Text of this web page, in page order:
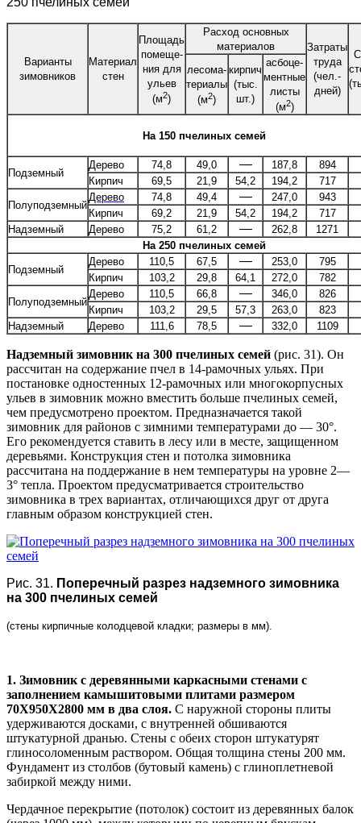
Варианты
зимовников
Материал
стен
Площадь
помеще-
ния для
ульев
(м2)
Расход основных
материалов
Затраты
труда
(чел.-
дней)
лесома-
териалы
(м2)
кирпич
(тыс.
шт.)
асбоце-
ментные
листы
(м2)
На 150 пчелиных семей
Подземный
Дерево 74,8 49,0 — 187,8 894
Кирпич
69,5 21,9 54,2 194,2
717
Полуподземный
Дерево 74,8 49,4 — 247,0
943
Кирпич
69,2 21,9 54,2 194,2
717
Надземный
Дерево 75,2 61,2 — 262,8
1271
На 250 пчелиных семей
Подземный
Дерево 110,5 67,5 — 253,0
795
Кирпич
103,2 29,8 64,1 272,0
782
Полуподземный
Дерево 110,5 66,8 — 346,0
826
Кирпич
103,2 29,5 57,3 263,0
823
Надземный
Дерево 111,6 78,5 — 332,0 1109
Надземный зимовник на 300 пчелиных семей (рис. 31). Он
рассчитан на содержание пчел в 14-рамочных ульях. При
постановке одностенных 12-рамочных или многокорпусных
ульев в зимовник можно вместить больше пчелиных семей,
чем предусмотрено проектом. Предназначается такой
зимовник для районов с зимними температурами до — 30°.
Его рекомендуется ставить в лесу или в месте, защищенном
деревьями. Конструкция стен и потолка зимовника
рассчитана на поддержание в нем температуры на уровне 2—
3° тепла. Проектом предусматривается строительство
зимовника в трех вариантах, отличающихся друг от друга
главным образом конструкцией стен.
Рис. 31. Поперечный разрез надземного зимовника
на 300 пчелиных семей
(стены кирпичные колодцевой кладки; размеры в мм).
1. Зимовник с деревянными каркасными стенами с
заполнением камышитовыми плитами размером
70X950X2800 мм в два слоя. С наружной стороны плиты
удерживаются досками, с внутренней обшиваются
штукатурной дранью. Стены с обеих сторон штукатурят
глиносоломенным раствором. Общая толщина стены 200 мм.
Фундамент из столбов (бутовый камень) с глиноплетневой
забиркой между ними.
Чердачное перекрытие (потолок) состоит из деревянных балок